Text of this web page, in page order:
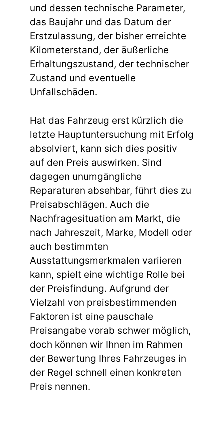
und dessen technische Parameter,
das Baujahr und das Datum der
Erstzulassung, der bisher erreichte
Kilometerstand, der äußerliche
Erhaltungszustand, der technischer
Zustand und eventuelle
Unfallschäden.
Hat das Fahrzeug erst kürzlich die
letzte Hauptuntersuchung mit Erfolg
absolviert, kann sich dies positiv
auf den Preis auswirken. Sind
dagegen unumgängliche
Reparaturen absehbar, führt dies zu
Preisabschlägen. Auch die
Nachfragesituation am Markt, die
nach Jahreszeit, Marke, Modell oder
auch bestimmten
Ausstattungsmerkmalen variieren
kann, spielt eine wichtige Rolle bei
der Preisfindung. Aufgrund der
Vielzahl von preisbestimmenden
Faktoren ist eine pauschale
Preisangabe vorab schwer möglich,
doch können wir Ihnen im Rahmen
der Bewertung Ihres Fahrzeuges in
der Regel schnell einen konkreten
Preis nennen.